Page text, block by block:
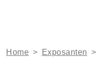
Home > Exposanten >